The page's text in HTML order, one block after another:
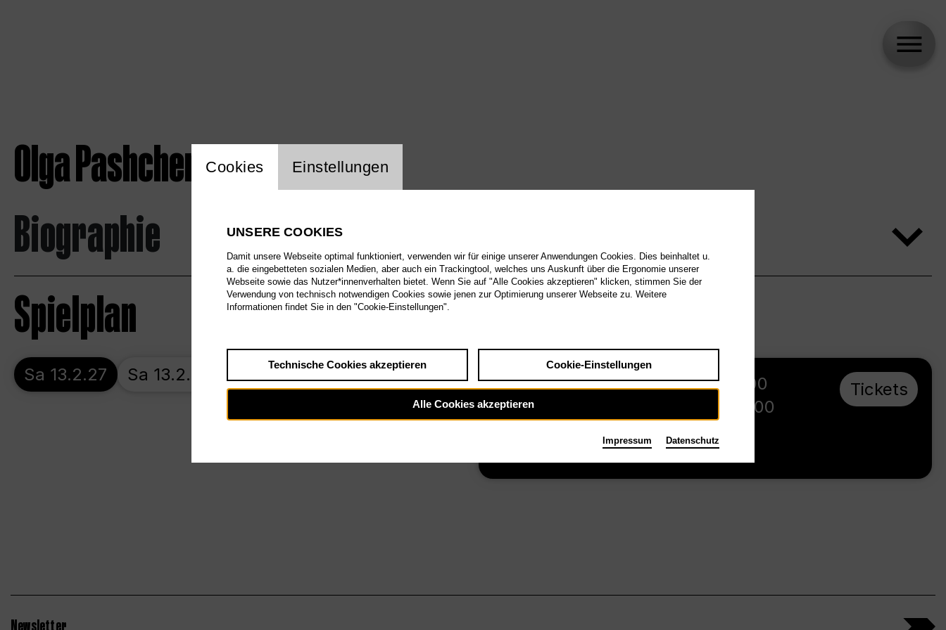
Olga Pashchenko
Biographie
Spielplan
Nachtmusiken II:
Atemlinie – Eine
Käthe Kollwitz
Sa 13.2.27,
18:00
Preise ab € 60,00
Tickets
Sa 13.2.27 Sa 13.2.27 So 14.2.27 So 14.2.27
Einstellung Website Cookie
Cookies Einstellungen
UNSERE COOKIES
Damit unsere Webseite optimal funktioniert, verwenden wir für einige unserer Anwendungen Cookies. Dies beinhaltet u.
a. die eingebetteten sozialen Medien, aber auch ein Trackingtool, welches uns Auskunft über die Ergonomie unserer
Webseite sowie das Nutzer*innenverhalten bietet. Wenn Sie auf "Alle Cookies akzeptieren" klicken, stimmen Sie der
Verwendung von technisch notwendigen Cookies sowie jenen zur Optimierung unserer Webseite zu. Weitere
Informationen findet Sie in den "Cookie-Einstellungen".
Technische Cookies akzeptieren Cookie-Einstellungen
Alle Cookies akzeptieren
Impressum Datenschutz